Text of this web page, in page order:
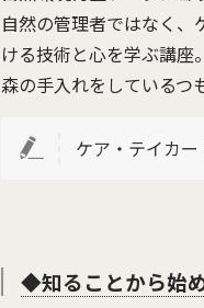
自然の管理者ではなく
ける技術と心を学ぶ講座。
森の手入れをしているつ
ケア・テイカ
◆知ることから始